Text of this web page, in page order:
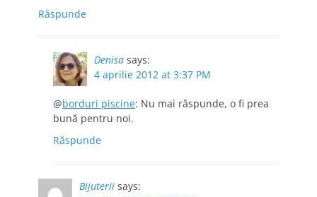
Răspunde
Denisa says:
4 aprilie 2012 at 3:37 PM
@borduri piscine: Nu mai răspunde, o fi prea
bună pentru noi.
Răspunde
Bijuterii says: